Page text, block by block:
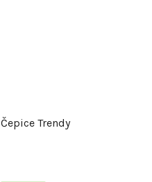
Čepice Trendy